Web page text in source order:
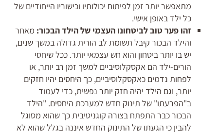
מתאפשר יותר זמן לפיתוח יכולותיו וכישוריו הייחודיים של
כל ילד באופן אישי.
זהו פער טוב לביטחונו העצמי של הילד הבכור: מאחר
והילד הבכור קיבל תשומת לב הורית גדולה במשך שנים,
יש בו יותר ביטחון והוא חש עצמאי יותר. ככל שיחסי
הורים-ילד הם אקסקלוסיביים למשך זמן רב יותר, או
לפחות נדמים כאקסקלוסיביים, כך היחסים יהיו חזקים
יותר, וגם הילד יהיה חזק יותר נפשית, כדי לעמוד
ב"הפרעתו" של תינוק חדש למערכת היחסים. "הילד
הבכור כבר התפתח בצורה קוגניטיבית כך שהוא מסוגל
להבין כי הגעתו של התינוק החדש איננה בגלל שהוא לא